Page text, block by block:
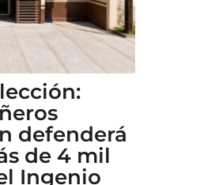
defenderá
de 4 mil
Ingenio